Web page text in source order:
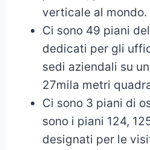
verticale al mondo.
Ci sono 49 piani
dedicati per gli
sedi aziendali su
27mila metri
Ci sono 3 piani di
sono i piani 124,
designati per le